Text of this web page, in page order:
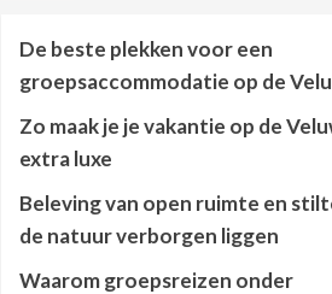
De beste plekken voor een
groepsaccommodatie op de
Zo maak je je vakantie op de
extra luxe
Beleving van open ruimte en
de natuur verborgen liggen
Waarom groepsreizen onder